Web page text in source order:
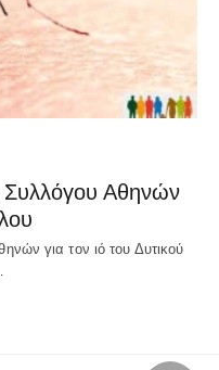
Συλλόγου Αθηνών
για τον ιό του Δυτικού